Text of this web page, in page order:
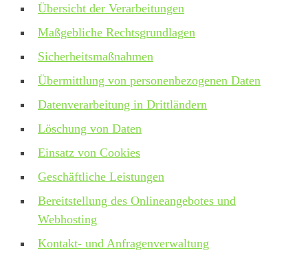
Übersicht der Verarbeitungen
Maßgebliche Rechtsgrundlagen
Sicherheitsmaßnahmen
Übermittlung von personenbezogenen Daten
Datenverarbeitung in Drittländern
Löschung von Daten
Einsatz von Cookies
Geschäftliche Leistungen
Bereitstellung des Onlineangebotes und
Webhosting
Kontakt- und Anfragenverwaltung